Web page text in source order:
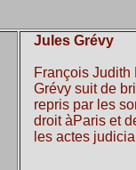
Jules Grévy
François
Grévy suit de
repris par les
droit àParis et
les actes